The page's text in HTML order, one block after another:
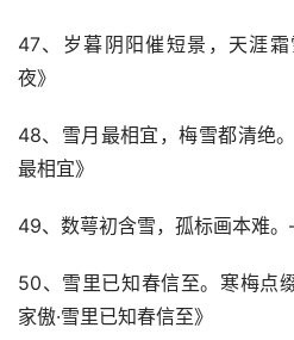
47、岁暮阴阳催短景，天涯
夜》
48、雪月最相宜，梅雪都清绝
最相宜》
49、数萼初含雪，孤标画本难
50、雪里已知春信至。寒梅
家傲·雪里已知春信至》